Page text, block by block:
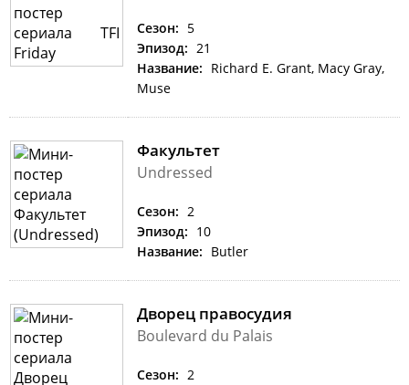
Сезон: 5
Эпизод: 21
Название: Richard E. Grant, Macy Gray,
Muse
Факультет
Undressed
Сезон: 2
Эпизод: 10
Название: Butler
Дворец правосудия
Boulevard du Palais
Сезон: 2